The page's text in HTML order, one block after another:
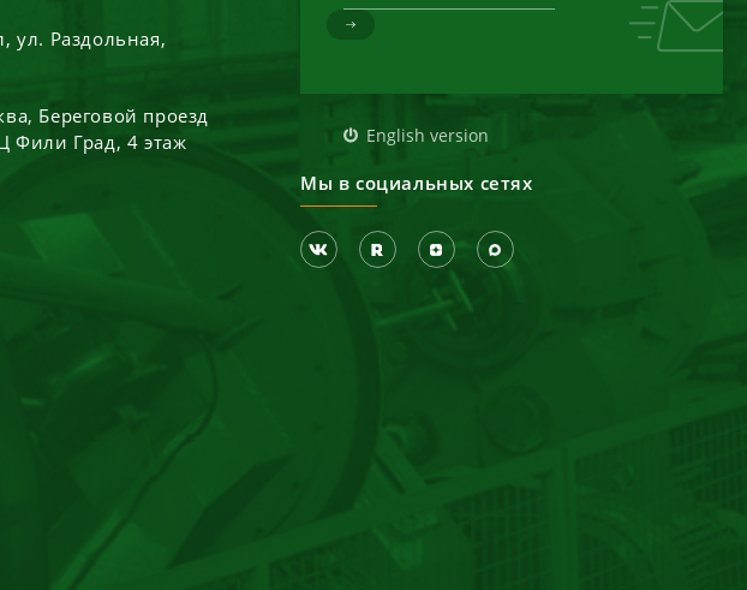
,ул. Раздольная,
, Береговой проезд
Фили Град, 4 этаж
English version
Мы в социальных сетях